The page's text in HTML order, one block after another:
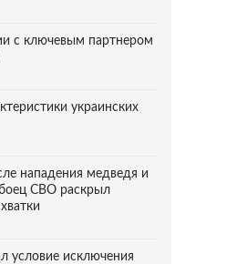
с ключевым партнером
украинских
нападения медведя и
СВО раскрыл
условие исключения